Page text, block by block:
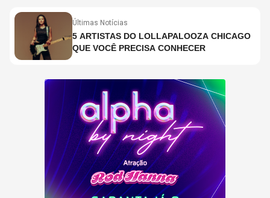
Últimas Notícias
5 ARTISTAS DO LOLLAPALOOZA CHICAGO
QUE VOCÊ PRECISA CONHECER